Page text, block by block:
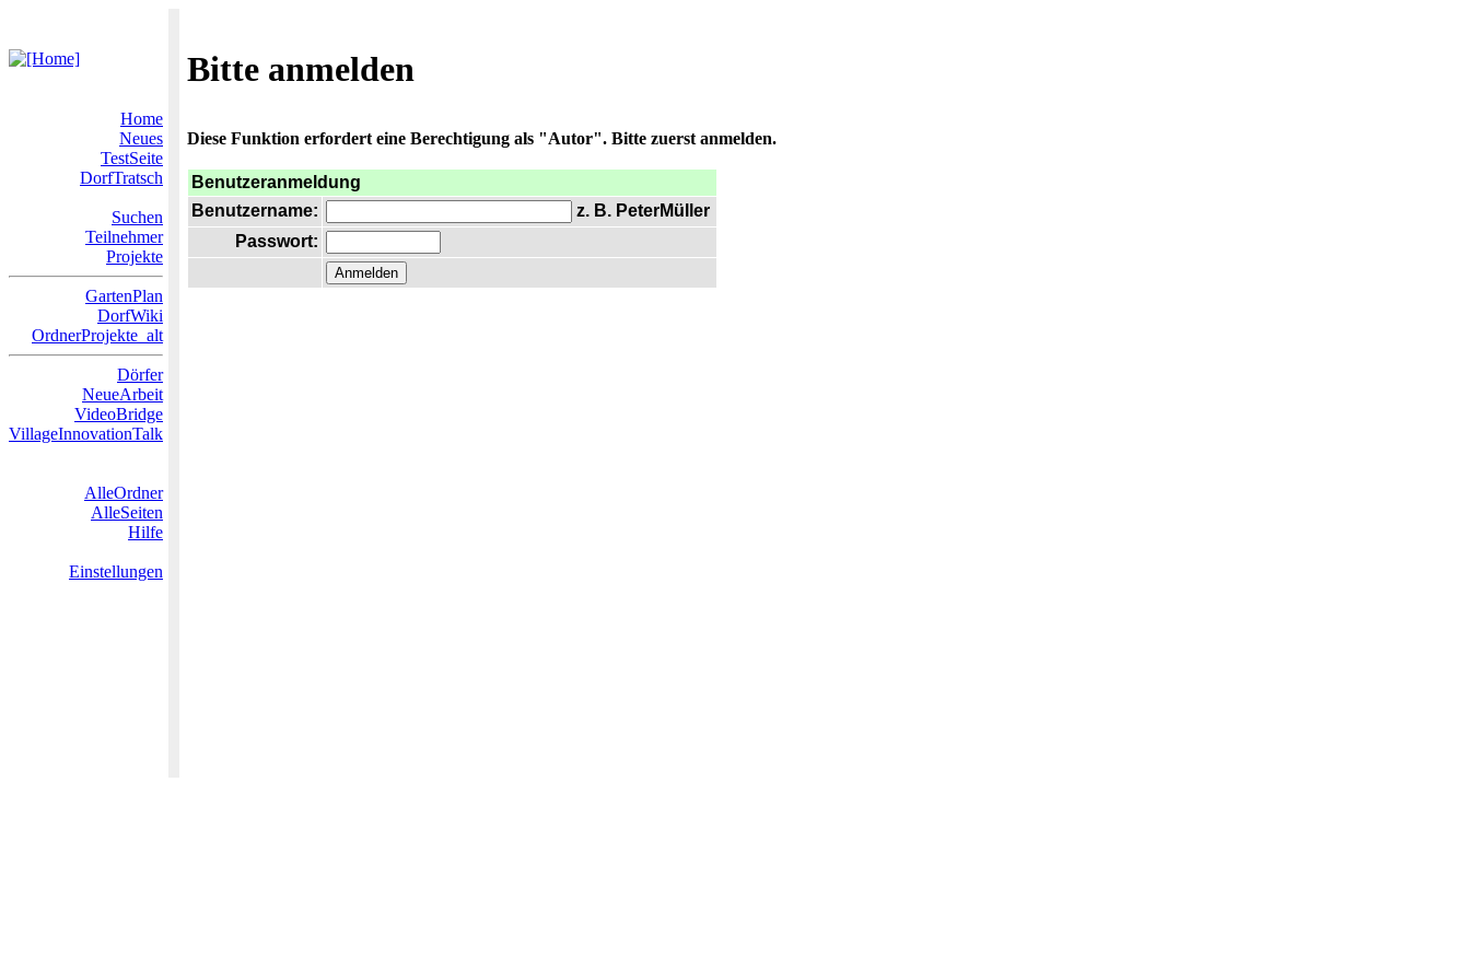
Bitte anmelden
Home
Neues
TestSeite
DorfTratsch
Suchen
Teilnehmer
Projekte
GartenPlan
DorfWiki
OrdnerProjekte_alt
Dörfer
NeueArbeit
VideoBridge
VillageInnovationTalk
AlleOrdner
AlleSeiten
Hilfe
Einstellungen
Diese Funktion erfordert eine Berechtigung als "Autor". Bitte zuerst anmelden.
Benutzeranmeldung
Benutzername:
z. B. PeterMüller
Passwort: